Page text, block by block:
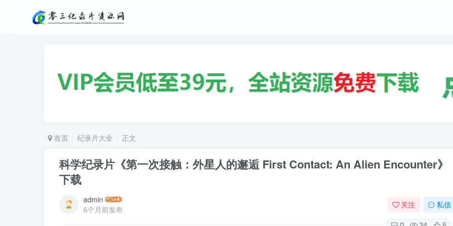
首页 纪录片大全 正文
科学纪录片《第一次接触：外星人的邂逅 First Contact: An Alien Encounter》
下载
admin
6个月前发布
关注 私信